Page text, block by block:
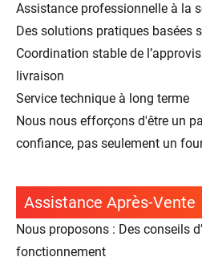
Assistance professionnelle à la
Des solutions pratiques basées
Coordination stable de
livraison
Service technique à long terme
Nous nous efforçons d'être un
confiance, pas seulement un
Assistance Après-Vente
Nous proposons : Des conseils
fonctionnement